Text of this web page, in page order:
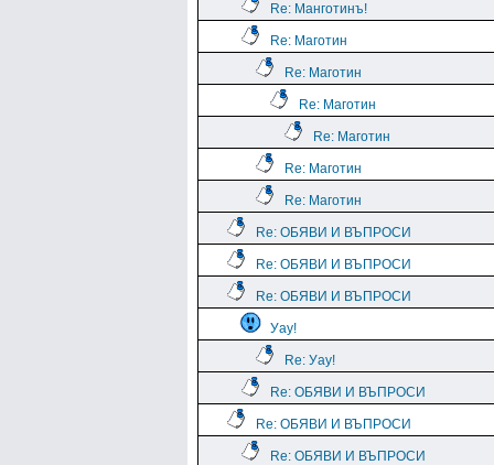
Re: Манготинъ!
Re: Маготин
Re: Маготин
Re: Маготин
Re: Маготин
Re: Маготин
Re: Маготин
Re: ОБЯВИ И ВЪПРОСИ
Re: ОБЯВИ И ВЪПРОСИ
Re: ОБЯВИ И ВЪПРОСИ
Уау!
Re: Уау!
Re: ОБЯВИ И ВЪПРОСИ
Re: ОБЯВИ И ВЪПРОСИ
Re: ОБЯВИ И ВЪПРОСИ